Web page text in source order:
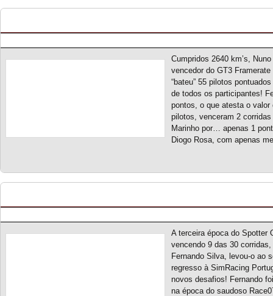
Cumpridos 2640 km’s,
vencedor do GT3
“bateu” 55 pilotos
de todos os participantes!
pontos, o que atesta o
pilotos, venceram 2
Marinho por… apenas 1
Diogo Rosa, com apenas
A terceira época do Spotter
vencendo 9 das 30
Fernando Silva, levou-o ao
regresso à SimRacing
novos desafios! Fernando
na época do saudoso